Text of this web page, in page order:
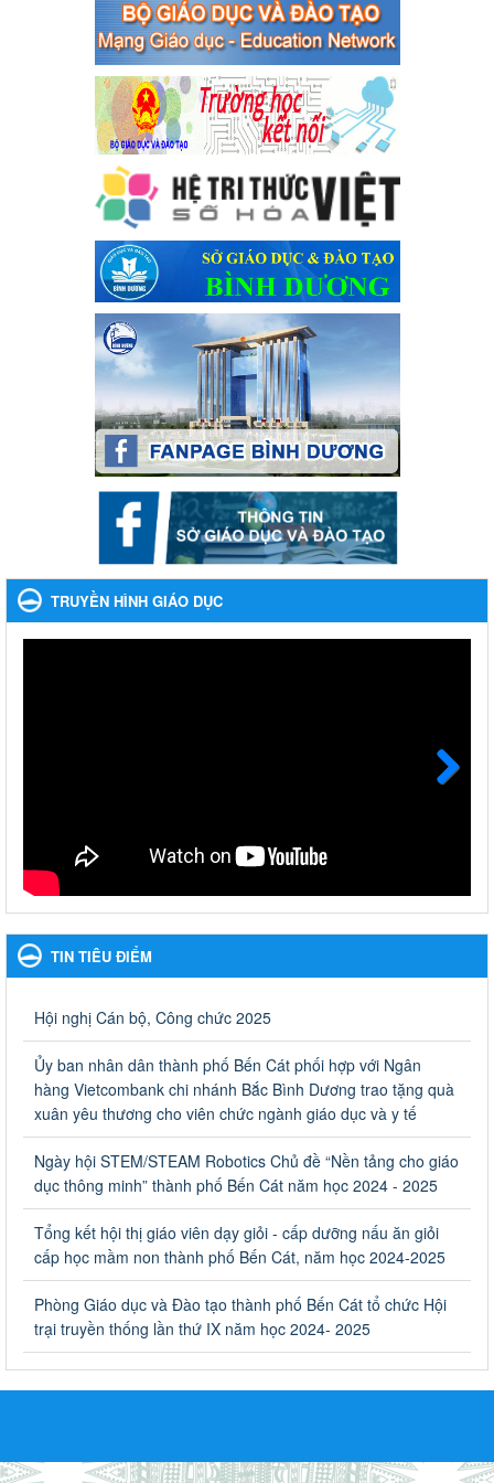
Ngày ban hành: 04/03/2024
Kế hoạch thực hiện Chỉ thị số 16/CT-TTg ngày 27/05/2023
của Thủ tướng Chính phủ về tăng cường phòng ngừa, đấu
tranh tội phạm, vi phạm pháp luật liên quan đến hoạt động
tổ chức đánh bạc và đánh bạc
Kế hoạch thực hiện Chỉ thị số 16/CT-TTg ngày 27/05/2023 của
Thủ tướng Chính phủ về tăng cường phòng ngừa, đấu tranh tội
phạm, vi phạm pháp luật liên quan đến hoạt động tổ chức đánh
bạc và đánh bạc
Ngày ban hành: 04/03/2024
Kế hoạch Tổ chức Hội trại truyền thống học sinh thị xã Bến
Cát Lần thứ VIII, năm học 2023-2024
Kế hoạch Tổ chức Hội trại truyền thống học sinh thị xã Bến Cát
Lần thứ VIII, năm học 2023-2024
Ngày ban hành: 28/12/2023
Phối hợp rà soát nhu cầu tiêm vắc xin phòng Covid 19
Phối hợp rà soát nhu cầu tiêm vắc xin phòng Covid 19
Ngày ban hành: 22/11/2023
Phát động, triển khai Cuộc thi " An toàn giao thông cho nụ
cười ngày mai" dành cho học sinh và giáo viên trung học
năm học 2023-2024
Phát động, triển khai Cuộc thi " An toàn giao thông cho nụ cười
Nhắc nhỡ thực hiện thanh toán không dùng tiền mặt các
khoản thu trong nhà trường năm học 2023-2024 và các năm
Ngày ban hành: 27/09/2023
Hưởng ứng cuộc thi Tìm hiểu Luật Phòng, chống ma túy
Hưởng ứng cuộc thi Tìm hiểu Luật Phòng, chống ma túy
Ngày ban hành: 06/09/2023
bổng, hỗ trợ của Chương trình "Tiếp sức đến trường" năm
học 2023-2024
Về việc thống kê, lập danh sách đề xuất học sinh nhận học bổng,
hỗ trợ của Chương trình "Tiếp sức đến trường" năm học 2023-
2024
Triển khai Kế hoạch Triển khai các hoạt động hưởng ứng
phong trào vệ sinh yêu nước nâng cao sức khỏe nhân dân
năm 2023
Triển khai Kế hoạch Triển khai các hoạt động hưởng ứng phong
trào vệ sinh yêu nước nâng cao sức khỏe nhân dân năm 2023
Ngày ban hành: 10/08/2023
Khẩn trương triển khai các biện pháp tăng cường công tác
trường mẫu giáo, trường tiểu học
TRUYỀN HÌNH GIÁO DỤC
TIN TIÊU ĐIỂM
Hội nghị Cán bộ, Công chức 2025
Ủy ban nhân dân thành phố Bến Cát phối hợp với Ngân
hàng Vietcombank chi nhánh Bắc Bình Dương trao tặng quà
xuân yêu thương cho viên chức ngành giáo dục và y tế
Ngày hội STEM/STEAM Robotics Chủ đề “Nền tảng cho giáo
dục thông minh” thành phố Bến Cát năm học 2024 - 2025
Tổng kết hội thị giáo viên dạy giỏi - cấp dưỡng nấu ăn giỏi
cấp học mầm non thành phố Bến Cát, năm học 2024-2025
Phòng Giáo dục và Đào tạo thành phố Bến Cát tổ chức Hội
trại truyền thống lần thứ IX năm học 2024- 2025